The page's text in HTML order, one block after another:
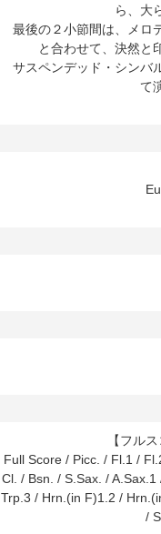
ら、大
最後の２小節間は、メロ
と合わせて、決然と
サスペンデッド・シンバ
て
【フル
Full Score / Picc. / Fl.1 /
Cl. / Bsn. / S.Sax. /
Trp.3 / Hrn.(in F)1.2 /
/